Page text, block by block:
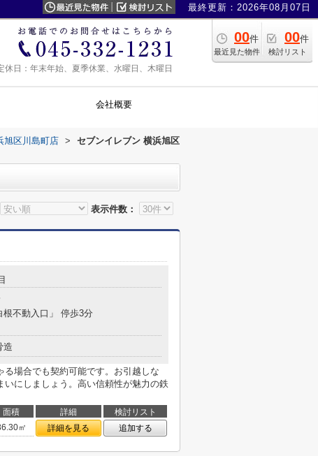
最終更新：2026年08月07日
00件
最近見た物件
00件
検討リスト
日：年末年始、夏季休業、水曜日、木曜日
会社概要
旭区川島町店 >
セブンイレブン 横浜旭区
表示件数：
根不動入口」 停歩3分
造
場合でも契約可能です。お引越しな
いにしましょう。高い信頼性が魅力の鉄
面積 詳細
検討リスト
㎡ 詳細を見る 追加する